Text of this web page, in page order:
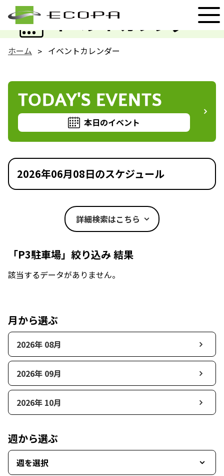
イベントカレンダー
EVENT
ホーム イベントカレンダー
TODAY'S EVENTS
本日のイベント
2026年06月08日のスケジュール
詳細検索はこちら
「P3駐車場」絞り込み 結果
該当するデータがありません。
月から選ぶ
2026年 08月
2026年 09月
2026年 10月
週から選ぶ
週を選択